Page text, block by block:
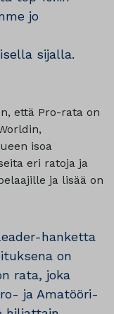
jo
sijalla.
että Pro-rata on
isoa
eri ratoja ja
ja lisää on
hanketta
on
rata, joka
ja Amatööri-